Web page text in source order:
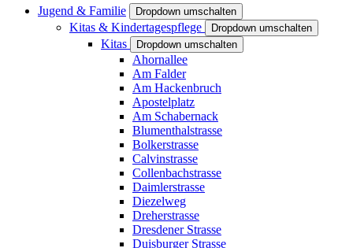
Jugend & Familie Dropdown umschalten
Kitas & Kindertagespflege Dropdown umschalten
Kitas Dropdown umschalten
Ahornallee
Am Falder
Am Hackenbruch
Apostelplatz
Am Schabernack
Blumenthalstrasse
Bolkerstrasse
Calvinstrasse
Collenbachstrasse
Daimlerstrasse
Diezelweg
Dreherstrasse
Dresdener Strasse
Duisburger Strasse